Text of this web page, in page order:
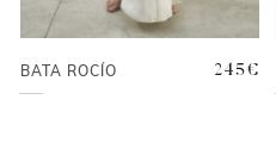
BATA ROCÍO 245€